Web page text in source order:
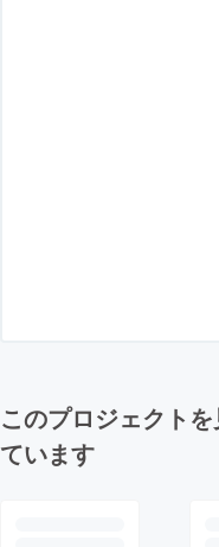
このプロジェクト
ています